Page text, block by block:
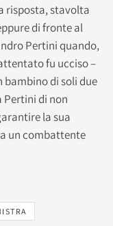
risposta, stavolta
di fronte al
Pertini quando,
fu ucciso –
bambino di soli due
Pertini di non
la sua
un combattente